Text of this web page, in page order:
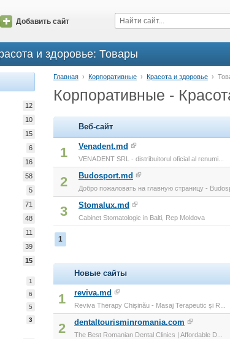
Добавить сайт
и здоровье: Товары
12
10
15
6
16
58
5
71
48
11
39
15
1
6
5
3
Главная › Корпоративные › Красота и здоровье ›
Корпоративные -
Веб-сайт
1 Venadent.md
VENADENT SRL - distribuitorul oficial al renumi...
2 Budosport.md
Добро пожаловать на главную страницу -
3 Stomalux.md
Cabinet Stomatologic in Balti, Rep Moldova
1
Новые сайты
1 reviva.md
Reviva Therapy Chișinău - Masaj Terapeutic și R...
2 dentaltourisminromania.com
The Best Romanian Dental Clinics | Affordable D...